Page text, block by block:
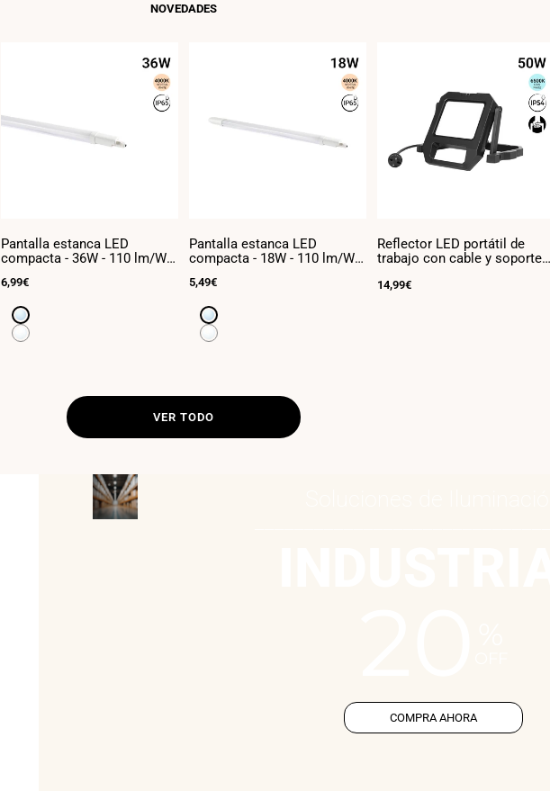
NOVEDADES
Pantalla estanca LED
compacta - 36W - 110 lm/W -
Precio
venta
6,99€
Blanco
frío
Blanco
Pantalla estanca LED
compacta - 18W - 110 lm/W -
Precio
venta
5,49€
Blanco
frío
Blanco
Reflector LED portátil de
trabajo con cable y soporte -
Precio
14,99€
VER TODO
COMPRA AHORA